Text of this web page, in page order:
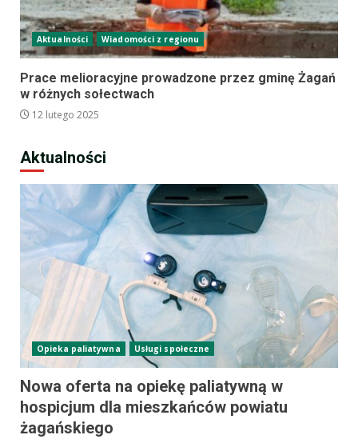
Aktualności Wiadomości z regionu
Prace melioracyjne prowadzone przez gminę Żagań
w różnych sołectwach
12 lutego 2025
Aktualności
Opieka paliatywna Usługi społeczne
Nowa oferta na opiekę paliatywną w
hospicjum dla mieszkańców powiatu
żagańskiego